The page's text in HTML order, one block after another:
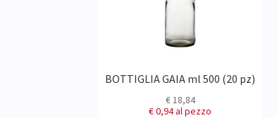
BOTTIGLIA GAIA ml 500 (20 pz)
€18,84
€ 0,94al pezzo